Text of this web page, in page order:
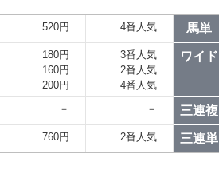
520円 4番人気
180円
160円
200円
3番人気
2番人気
4番人気
－ －
760円 2番人気
馬単
ワイド
三連複
三連単